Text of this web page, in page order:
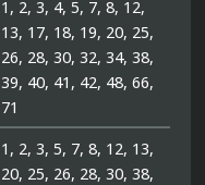
1, 2, 3, 4, 5, 7, 8, 12,
13, 17, 18, 19, 20, 25,
26, 28, 30, 32, 34, 38,
39, 40, 41, 42, 48, 66,
71
1, 2, 3, 5, 7, 8, 12, 13,
20, 25, 26, 28, 30, 38,